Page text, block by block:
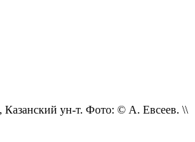
ун-т. Фото: © А. Евсеев. \\